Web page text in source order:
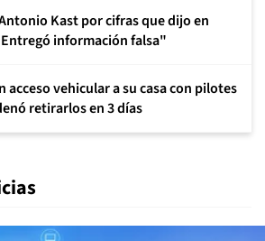
Kast por cifras que dijo en
información falsa"
acceso vehicular a su casa con pilotes
retirarlos en 3 días